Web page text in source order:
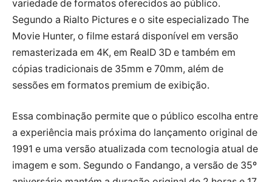
variedade de formatos oferecidos ao público.
Segundo a Rialto Pictures e o site especializado The
Movie Hunter, o filme estará disponível em versão
remasterizada em 4K, em RealD 3D e também em
cópias tradicionais de 35mm e 70mm, além de
sessões em formatos premium de exibição.
Essa combinação permite que o público escolha entre
a experiência mais próxima do lançamento original de
1991 e uma versão atualizada com tecnologia atual de
imagem e som. Segundo o Fandango, a versão de 35º